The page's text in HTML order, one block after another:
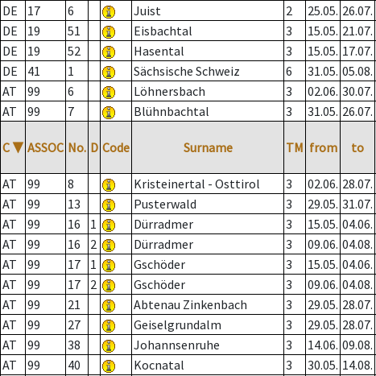
DE 17 6 Juist 2 25.05. 26.07.
DE
19 51 Eisbachtal 3 15.05. 21.07.
DE
19 52 Hasental 3 15.05. 17.07.
DE
41 1 Sächsische Schweiz 6 31.05. 05.08.
AT
99 6 Löhnersbach 3 02.06. 30.07.
AT
99 7 Blühnbachtal 3 31.05. 26.07.
C ▼ ASSOC No. D Code Surname TM from to
AT
99 8 Kristeinertal - Osttirol 3 02.06. 28.07.
AT
99 13 Pusterwald 3 29.05. 31.07.
AT
99 16 1 Dürradmer 3 15.05. 04.06.
AT
99 16 2 Dürradmer 3 09.06. 04.08.
AT
99 17 1 Gschöder 3 15.05. 04.06.
AT
99 17 2 Gschöder 3 09.06. 04.08.
AT
99 21 Abtenau Zinkenbach 3 29.05. 28.07.
AT
99 27 Geiselgrundalm 3 29.05. 28.07.
AT
99 38 Johannsenruhe 3 14.06. 09.08.
AT
99 40 Kocnatal 3 30.05. 14.08.